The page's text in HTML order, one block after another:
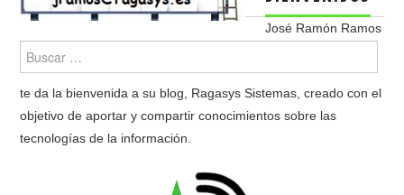
José Ramón Ramos
te da la bienvenida a su blog, Ragasys Sistemas, creado con el
objetivo de aportar y compartir conocimientos sobre las
tecnologías de la información.